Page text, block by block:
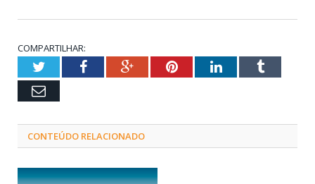
COMPARTILHAR:
TwitterFacebookGoogle+PinterestLinkedInTumblr
Email
CONTEÚDO RELACIONADO